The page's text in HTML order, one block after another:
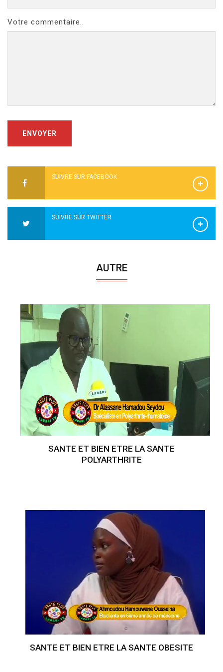
Votre commentaire..
ENVOYER
SUIVRE SUR FACEBOOK
SUIVRE SUR TWITTER
AUTRE
SANTE ET BIEN ETRE LA SANTE
POLYARTHRITE
SANTE ET BIEN ETRE LA SANTE OBESITE